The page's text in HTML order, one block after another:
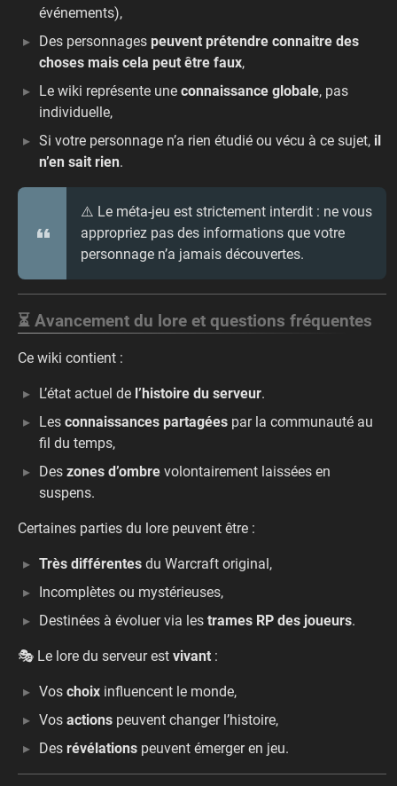
événements),
Des personnages peuvent prétendre connaitre des
choses mais cela peut être faux,
Le wiki représente une connaissance globale, pas
individuelle,
Si votre personnage n’a rien étudié ou vécu à ce sujet, il
n’en sait rien.
⚠️ Le méta-jeu est strictement interdit : ne vous
appropriez pas des informations que votre
personnage n’a jamais découvertes.
⏳ Avancement du lore et questions fréquentes
Ce wiki contient :
L’état actuel de l’histoire du serveur.
Les connaissances partagées par la communauté au
fil du temps,
Des zones d’ombre volontairement laissées en
suspens.
Certaines parties du lore peuvent être :
Très différentes du Warcraft original,
Incomplètes ou mystérieuses,
Destinées à évoluer via les trames RP des joueurs.
🎭 Le lore du serveur est vivant :
Vos choix influencent le monde,
Vos actions peuvent changer l’histoire,
Des révélations peuvent émerger en jeu.